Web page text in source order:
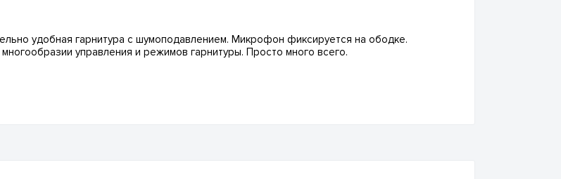
удобная гарнитура с шумоподавлением. Микрофон фиксируется на ободке.
управления и режимов гарнитуры. Просто много всего.